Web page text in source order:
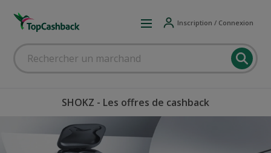
Inscription / Connexion
SHOKZ - Les offres de cashback